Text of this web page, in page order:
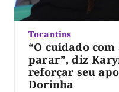
Tocantins
“O cuidado
parar”, diz
reforçar seu
Dorinha